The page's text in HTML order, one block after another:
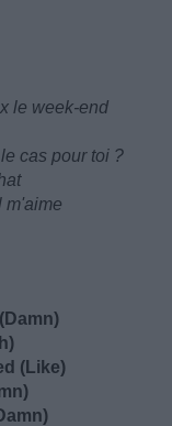
le week-end
cas pour toi ?
m'aime
(Like)